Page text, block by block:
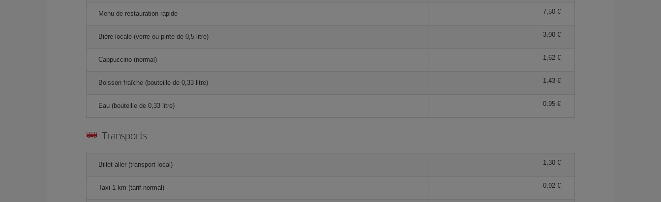
Menu de restauration rapide 7,50 €
Bière locale (verre ou pinte de 0,5 litre) 3,00 €
Cappuccino (normal) 1,62 €
Boisson fraîche (bouteille de 0,33 litre) 1,43 €
Eau (bouteille de 0,33 litre) 0,95 €
Transports
Billet aller (transport local) 1,30 €
Taxi 1 km (tarif normal) 0,92 €